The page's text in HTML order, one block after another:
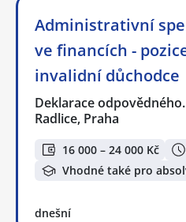
Administrativní
ve financích -
invalidní důchodce
Deklarace
Radlice, Praha
16 000 – 24 000 Kč
Vhodné také pro
dnešní